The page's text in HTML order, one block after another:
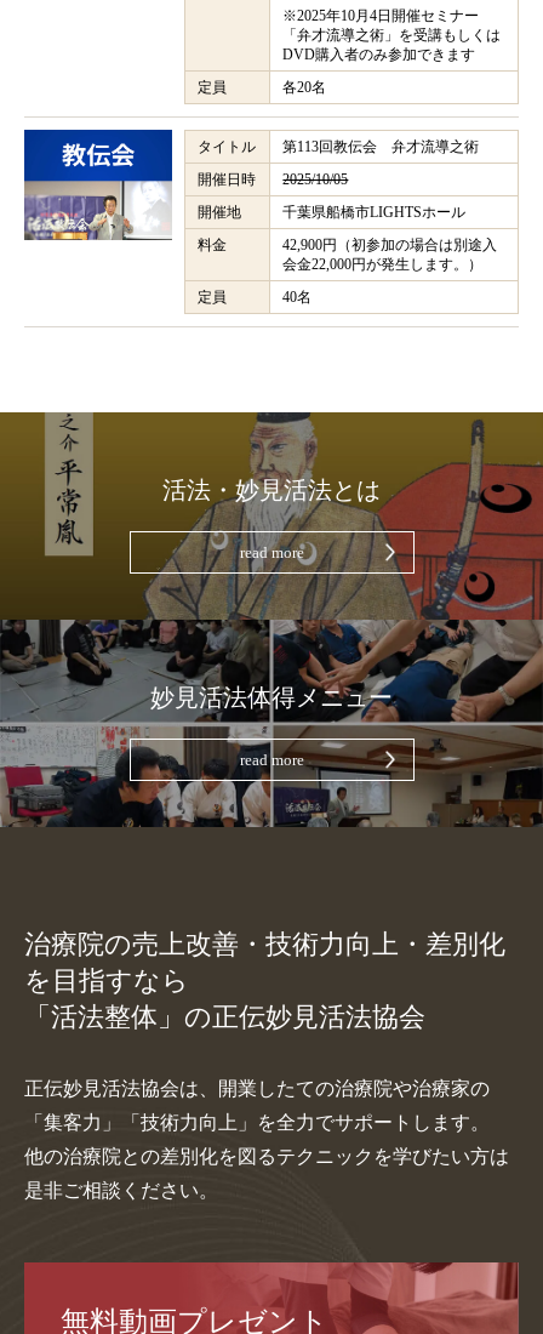
※2025年10月4日開催セミナー
「弁才流導之術」を受講もしくは
DVD購入者のみ参加できます
定員
各20名
タイトル
第113回教伝会 弁才流導之術
開催日時
2025/10/05
開催地
千葉県船橋市LIGHTSホール
料金
42,900円（初参加の場合は別途入
会金22,000円が発生します。）
定員
40名
活法・妙見活法とは
read more
妙見活法体得メニュー
read more
治療院の売上改善・技術力向上・差別化
を目指すなら
「活法整体」の正伝妙見活法協会
正伝妙見活法協会は、開業したての治療院や治療家の
「集客力」「技術力向上」を全力でサポートします。
他の治療院との差別化を図るテクニックを学びたい方は
是非ご相談ください。
無料動画プレゼント